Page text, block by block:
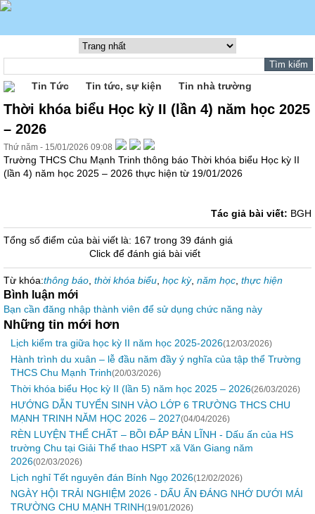
Tin Tức Tin tức, sự kiện Tin nhà trường
Thời khóa biểu Học kỳ II (lần 4) năm học 2025
– 2026
Thứ năm - 15/01/2026 09:08
Trường THCS Chu Mạnh Trinh thông báo Thời khóa biểu Học kỳ II
(lần 4) năm học 2025 – 2026 thực hiện từ 19/01/2026
Tác giả bài viết: BGH
Tổng số điểm của bài viết là: 167 trong 39 đánh giá
Click để đánh giá bài viết
Từ khóa:thông báo thời khóa biểu học kỳ, năm học thực hiện
Bình luận mới
Bạn cần đăng nhập thành viên để sử dụng chức năng này
Những tin mới hơn
Lịch kiểm tra giữa học kỳ II năm học 2025-2026(12/03/2026)
Hành trình du xuân – lễ đầu năm đầy ý nghĩa của tập thể Trường
THCS Chu Mạnh Trinh(20/03/2026)
Thời khóa biểu Học kỳ II (lần 5) năm học 2025 – 2026(26/03/2026)
HƯỚNG DẪN TUYỂN SINH VÀO LỚP 6 TRƯỜNG THCS CHU
MẠNH TRINH NĂM HỌC 2026 – 2027(04/04/2026)
RÈN LUYỆN THỂ CHẤT – BỒI ĐẮP BẢN LĨNH - Dấu ấn của HS
trường Chu tại Giải Thể thao HSPT xã Văn Giang năm
2026(02/03/2026)
Lịch nghỉ Tết nguyên đán Bính Ngọ 2026(12/02/2026)
NGÀY HỘI TRẢI NGHIỆM 2026 - DẤU ẤN ĐÁNG NHỚ DƯỚI MÁI
TRƯỜNG CHU MẠNH TRINH(19/01/2026)